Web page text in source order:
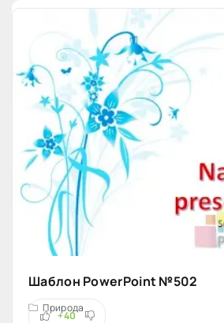
Шаблон PowerPoint №502
Природа
+40